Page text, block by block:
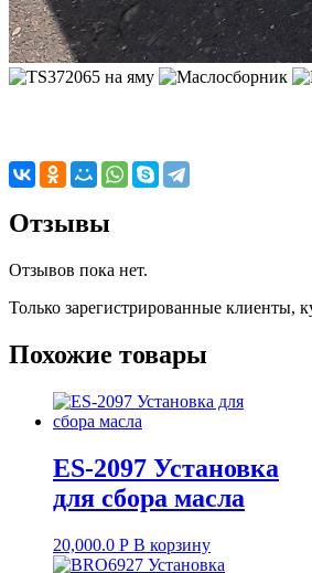
Отзывы
Отзывов пока нет.
Только зарегистрированные клиенты,
Похожие товары
ES-2097 Установка
для сбора масла
20,000.0 Р В корзину